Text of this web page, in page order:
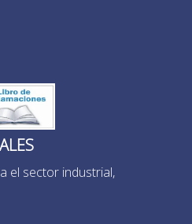
el sector industrial,